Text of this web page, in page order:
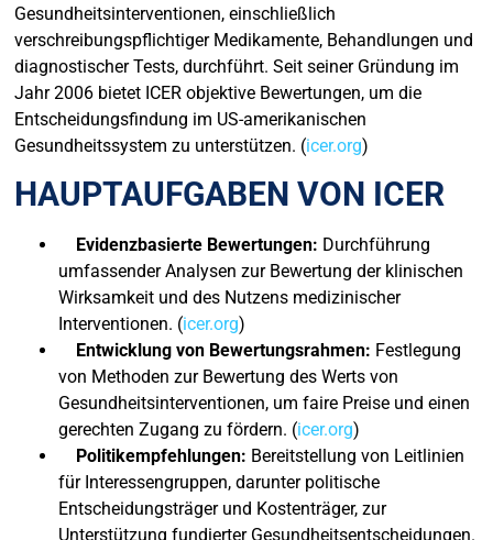
Gesundheitsinterventionen, einschließlich
verschreibungspflichtiger Medikamente, Behandlungen und
diagnostischer Tests, durchführt. Seit seiner Gründung im
Jahr 2006 bietet ICER objektive Bewertungen, um die
Entscheidungsfindung im US-amerikanischen
Gesundheitssystem zu unterstützen. (icer.org)
HAUPTAUFGABEN VON ICER
Evidenzbasierte Bewertungen: Durchführung
umfassender Analysen zur Bewertung der klinischen
Wirksamkeit und des Nutzens medizinischer
Interventionen. (icer.org)
Entwicklung von Bewertungsrahmen: Festlegung
von Methoden zur Bewertung des Werts von
Gesundheitsinterventionen, um faire Preise und einen
gerechten Zugang zu fördern. (icer.org)
Politikempfehlungen: Bereitstellung von Leitlinien
für Interessengruppen, darunter politische
Entscheidungsträger und Kostenträger, zur
Unterstützung fundierter Gesundheitsentscheidungen.